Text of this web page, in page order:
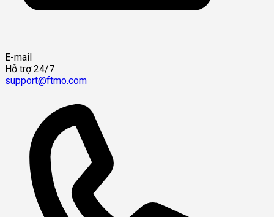
E-mail
Hỗ trợ 24/7
support@ftmo.com